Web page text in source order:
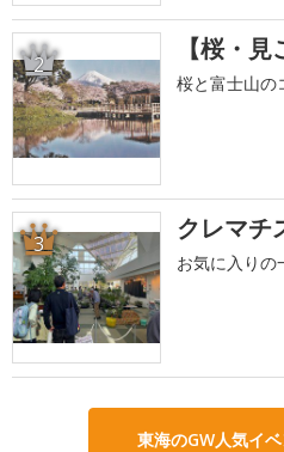
2 【桜・
桜と富士山の
3 クレマチ
お気に入りの
東海のGW人気イ